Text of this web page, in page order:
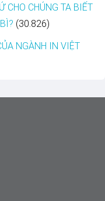
CHO CHÚNG TA BIẾT
(30.826)
NGÀNH IN VIỆT